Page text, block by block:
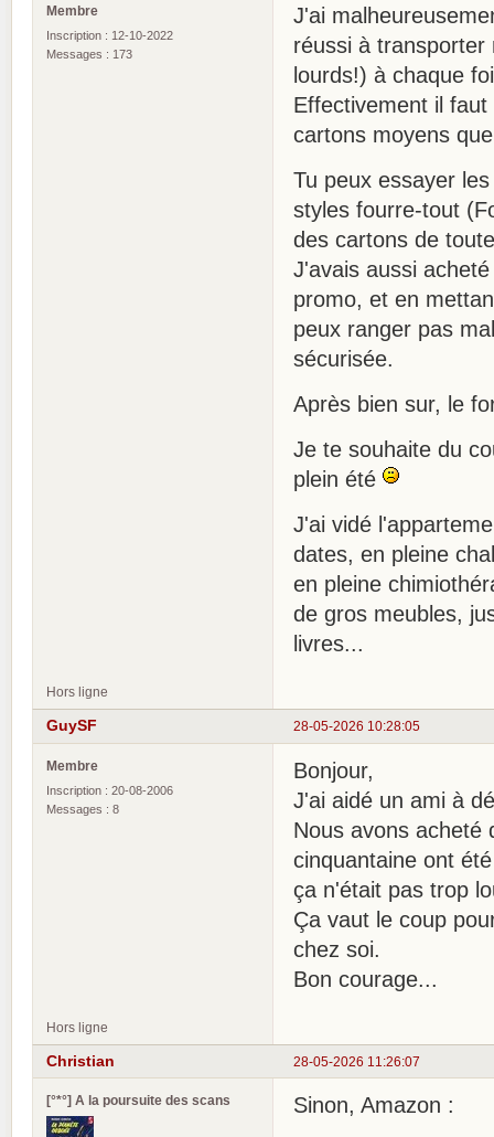
Membre
Inscription : 12-10-2022
Messages : 173
J'ai
réussi à transporter
lourds!) à chaque
Effectivement il
cartons moyens
Tu peux essayer
styles fourre-tout
des cartons de
J'avais aussi
promo, et en
peux ranger pas
sécurisée.
Après bien sur, le
Je te souhaite du
plein été
J'ai vidé
dates, en pleine
en pleine
de gros meubles,
livres...
Hors ligne
28-05-2026 10:28:05
GuySF
Membre
Inscription : 20-08-2006
Messages : 8
Bonjour,
J'ai aidé un ami à
Nous avons acheté
cinquantaine ont
ça n'était pas trop
Ça vaut le coup
chez soi.
Bon courage...
Hors ligne
28-05-2026 11:26:07
Christian
[°*°] A la poursuite des scans
Sinon, Amazon :